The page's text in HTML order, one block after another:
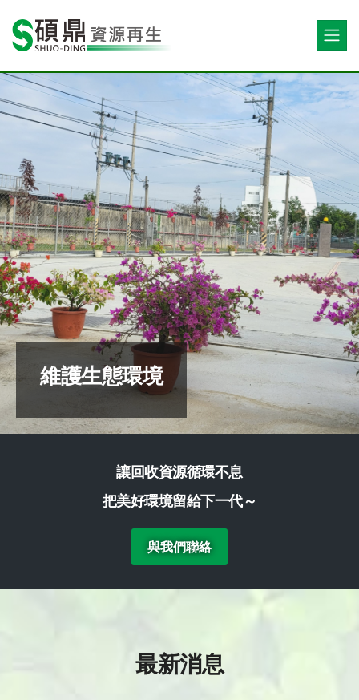
積極參與環保
維護生態環境
營造綠色家園
環境永續發展
土地共生共榮
讓回收資源循環不息
把美好環境留給下一代～
與我們聯絡
最新消息